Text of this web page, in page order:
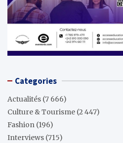
Categories
Actualités (7 666)
Culture & Tourisme (2 447)
Fashion (196)
Interviews (715)